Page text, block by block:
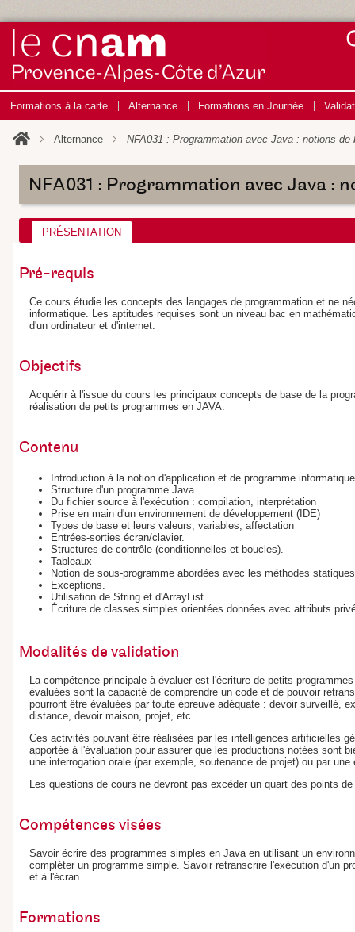
Formations à la carte Alternance Formations en Journée
Alternance NFA031 : Programmation avec Java : notions de
NFA031 : Programmation avec Java :
PRÉSENTATION
Pré-requis
Ce cours étudie les concepts des langages de programmation et ne
informatique. Les aptitudes requises sont un niveau bac en
d'un ordinateur et d'internet.
Objectifs
Acquérir à l'issue du cours les principaux concepts de base de la
réalisation de petits programmes en JAVA.
Contenu
Introduction à la notion d'application et de programme
Structure d'un programme Java
Du fichier source à l'exécution : compilation, interprétation
Prise en main d'un environnement de développement (IDE)
Types de base et leurs valeurs, variables, affectation
Entrées-sorties écran/clavier.
Structures de contrôle (conditionnelles et boucles).
Tableaux
Notion de sous-programme abordées avec les méthodes
Exceptions.
Utilisation de String et d'ArrayList
Écriture de classes simples orientées données avec attributs
Modalités de validation
La compétence principale à évaluer est l'écriture de petits
évaluées sont la capacité de comprendre un code et de pouvoir
pourront être évaluées par toute épreuve adéquate : devoir surveillé,
distance, devoir maison, projet, etc.
Ces activités pouvant être réalisées par les intelligences artificielles
apportée à l'évaluation pour assurer que les productions notées sont
une interrogation orale (par exemple, soutenance de projet) ou par
Les questions de cours ne devront pas excéder un quart des points
Compétences visées
Savoir écrire des programmes simples en Java en utilisant un
compléter un programme simple. Savoir retranscrire l'exécution d'un
et à l'écran.
Formations